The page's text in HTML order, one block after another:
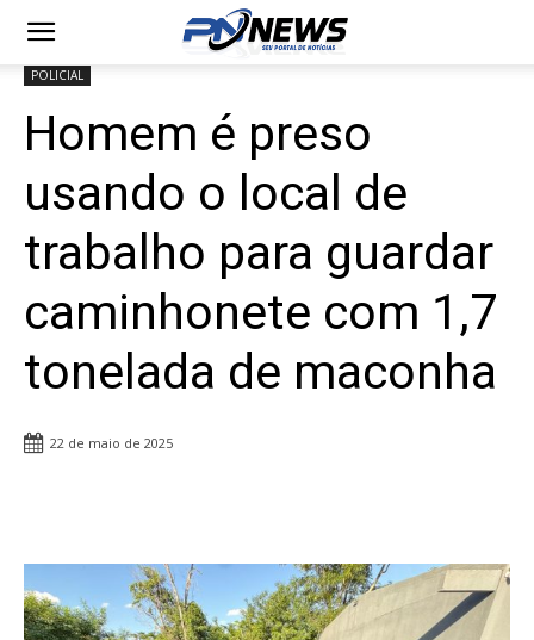
POLICIAL
Homem é preso
usando o local de
trabalho para guardar
caminhonete com 1,7
tonelada de maconha
22 de maio de 2025